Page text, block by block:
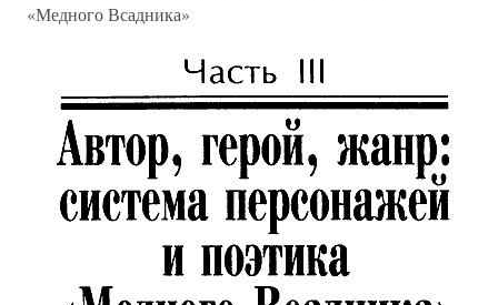
«Медного Всадника»